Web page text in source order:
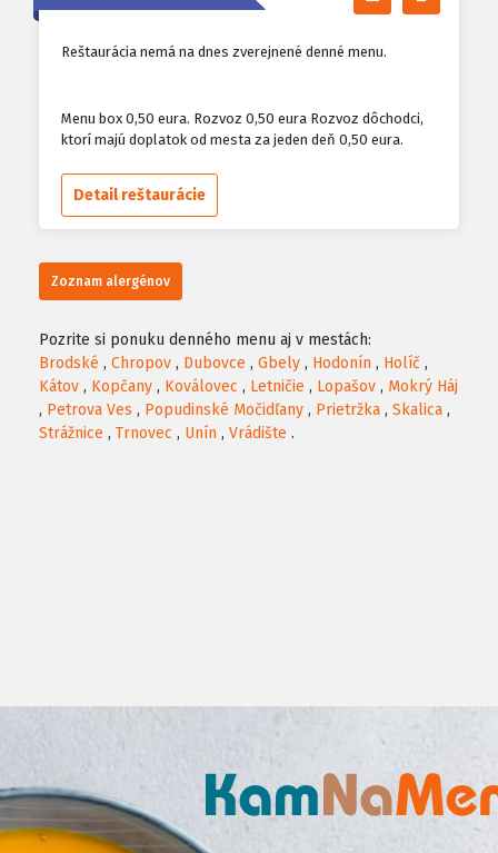
Reštaurácia nemá na dnes zverejnené denné menu.
Menu box 0,50 eura. Rozvoz 0,50 eura Rozvoz dôchodci,
ktorí majú doplatok od mesta za jeden deň 0,50 eura.
Detail reštaurácie
Zoznam alergénov
Pozrite si ponuku denného menu aj v mestách:
Brodské , Chropov , Dubovce , Gbely , Hodonín , Holíč ,
Kátov , Kopčany , Koválovec , Letničie , Lopašov , Mokrý Háj
, Petrova Ves , Popudinské Močidľany , Prietržka , Skalica ,
Strážnice , Trnovec , Unín , Vrádište .